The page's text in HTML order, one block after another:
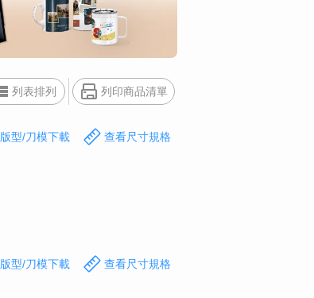
列表排列 列印商品清單
版型/刀模下載 查看尺寸規格
版型/刀模下載 查看尺寸規格